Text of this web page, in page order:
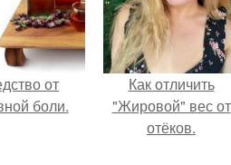
от
боли.
Как отличить
"Жировой" вес от
отёков.